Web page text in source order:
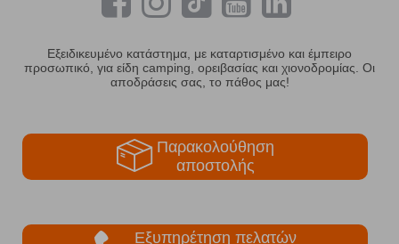
Εξειδικευμένο κατάστημα, με καταρτισμένο και έμπειρο
προσωπικό, για είδη camping, ορειβασίας και χιονοδρομίας. Οι
αποδράσεις σας, το πάθος μας!
Παρακολούθηση
αποστολής
Εξυπηρέτηση πελατών